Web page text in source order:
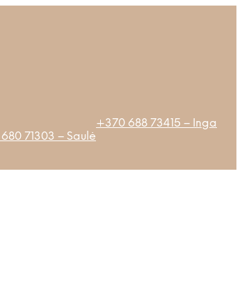
+370 688 73415 – Inga
71303 – Saulė